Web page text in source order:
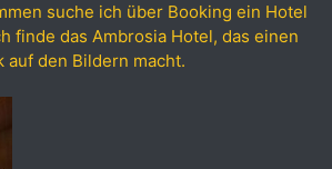
suche ich über Booking ein Hotel
finde das Ambrosia Hotel, das einen
auf den Bildern macht.